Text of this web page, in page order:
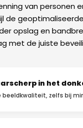
van personen
de
opslag en
met de juiste
in het
beeldkwaliteit, zelfs bij